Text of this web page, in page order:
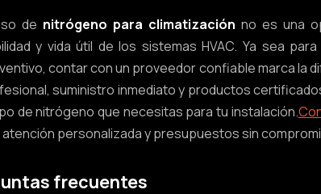
de nitrógeno para climatización no es una
y vida útil de los sistemas HVAC. Ya sea
contar con un proveedor confiable marca la
suministro inmediato y productos
de nitrógeno que necesitas para tu instalación.
atención personalizada y presupuestos sin
frecuentes